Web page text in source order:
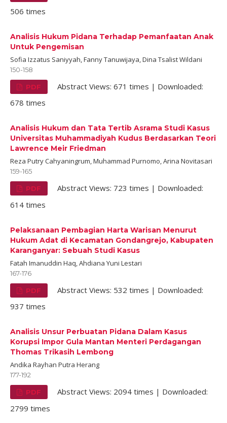
506 times
Analisis Hukum Pidana Terhadap Pemanfaatan Anak
Untuk Pengemisan
Sofia Izzatus Saniyyah, Fanny Tanuwijaya, Dina Tsalist Wildani
150-158
PDF
Abstract Views: 671 times | Downloaded:
678 times
Analisis Hukum dan Tata Tertib Asrama Studi Kasus
Universitas Muhammadiyah Kudus Berdasarkan Teori
Lawrence Meir Friedman
Reza Putry Cahyaningrum, Muhammad Purnomo, Arina Novitasari
159-165
PDF
Abstract Views: 723 times | Downloaded:
614 times
Pelaksanaan Pembagian Harta Warisan Menurut
Hukum Adat di Kecamatan Gondangrejo, Kabupaten
Karanganyar: Sebuah Studi Kasus
Fatah Imanuddin Haq, Ahdiana Yuni Lestari
167-176
PDF
Abstract Views: 532 times | Downloaded:
937 times
Analisis Unsur Perbuatan Pidana Dalam Kasus
Korupsi Impor Gula Mantan Menteri Perdagangan
Thomas Trikasih Lembong
Andika Rayhan Putra Herang
177-192
PDF
Abstract Views: 2094 times | Downloaded:
2799 times